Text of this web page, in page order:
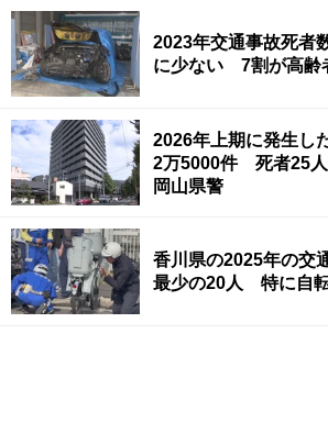
2023年交通事故死者
に少ない 7割が高齢
2026年上期に発生し
2万5000件 死者25
岡山県警
香川県の2025年の交
最少の20人 特に自